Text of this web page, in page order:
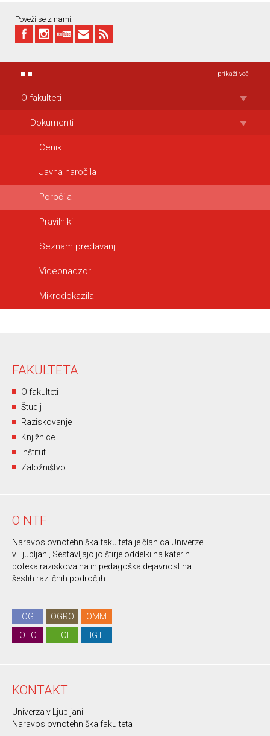
Poveži se z nami:
prikaži več
O fakulteti
Dokumenti
Cenik
Javna naročila
Poročila
Pravilniki
Seznam predavanj
Videonadzor
Mikrodokazila
FAKULTETA
O fakulteti
Študij
Raziskovanje
Knjižnice
Inštitut
Založništvo
O NTF
Naravoslovnotehniška fakulteta je članica Univerze
v Ljubljani, Sestavljajo jo štirje oddelki na katerih
poteka raziskovalna in pedagoška dejavnost na
šestih različnih področjih.
OG OGRO
OMM
OTO
TOI IGT
KONTAKT
Univerza v Ljubljani
Naravoslovnotehniška fakulteta